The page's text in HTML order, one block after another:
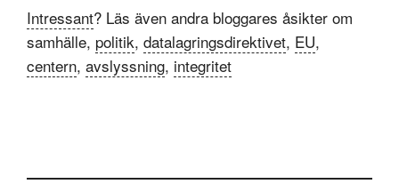
Intressant? Läs även andra bloggares åsikter om
samhälle, politik, datalagringsdirektivet, EU,
centern, avslyssning, integritet